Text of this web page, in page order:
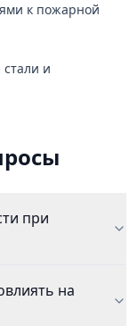
к пожарной
стали и
предел
гарантируя
ворот
и
при
на